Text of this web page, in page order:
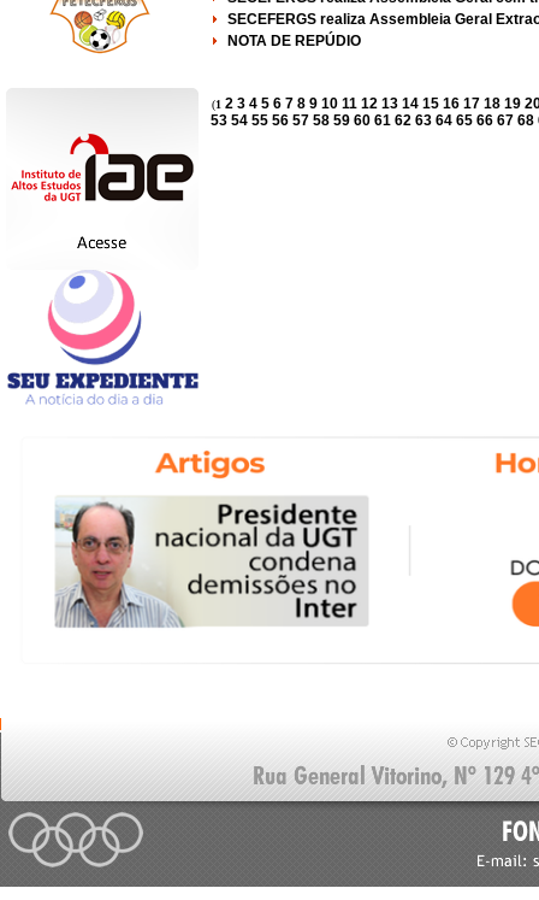
SECEFERGS realiza Assembleia Geral
NOTA DE REPÚDIO
(1 2 3 4 5 6 7 8 9 10 11 12 13 14 15 16 17 18 19
53 54 55 56 57 58 59 60 61 62 63 64 65 66 67 68